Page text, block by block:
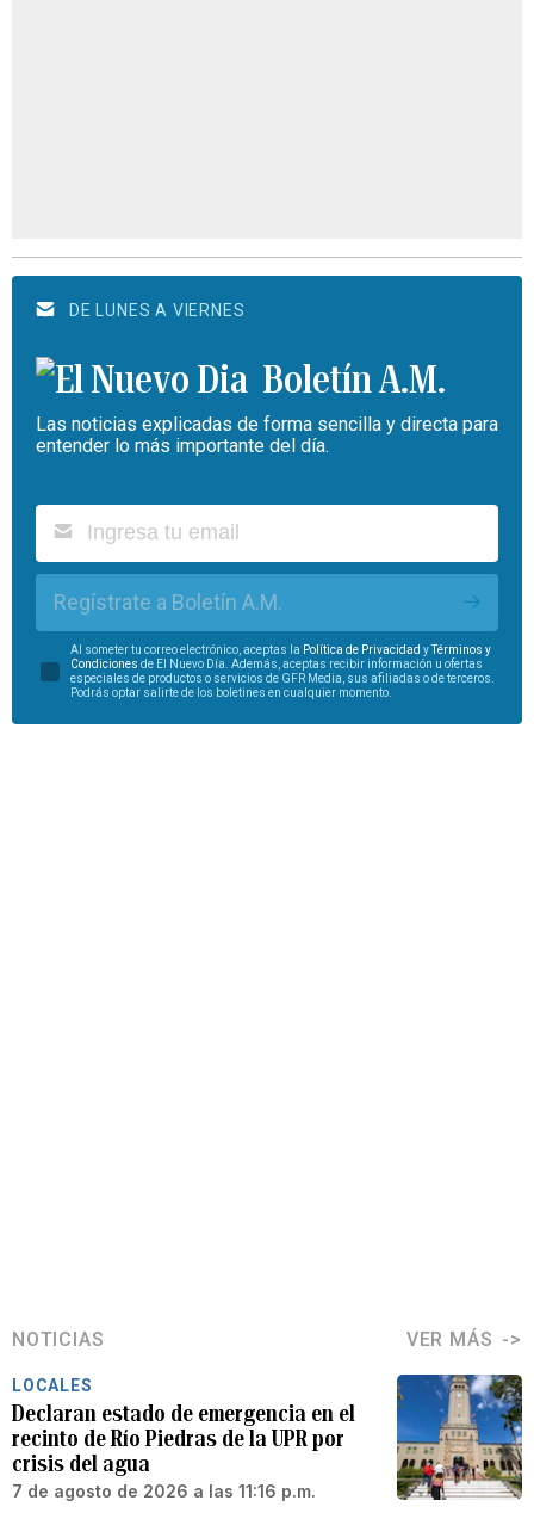
DE LUNES A VIERNES
Boletín A.M.
Las noticias explicadas de forma sencilla y directa para
entender lo más importante del día.
Regístrate a Boletín A.M.
Al someter tu correo electrónico, aceptas la Política de Privacidad yTérminos y
Condiciones de El Nuevo Día. Además, aceptas recibir información u ofertas
especiales de productos o servicios de GFR Media, sus afiliadas o de terceros.
Podrás optar salirte de los boletines en cualquier momento.
NOTICIAS VER MÁS
LOCALES
Declaran estado de emergencia en el
recinto de Río Piedras de la UPR por
crisis del agua
7 de agosto de 2026 a las 11:16 p.m.